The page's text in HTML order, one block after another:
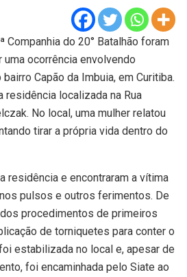
Companhia do 20° Batalhão foram
ocorrência envolvendo
Capão da Imbuia, em Curitiba.
residência localizada na Rua
No local, uma mulher relatou
tirar a própria vida dentro do
residência e encontraram a vítima
pulsos e outros ferimentos. De
procedimentos de primeiros
de torniquetes para conter o
estabilizada no local e, apesar de
foi encaminhada pelo Siate ao